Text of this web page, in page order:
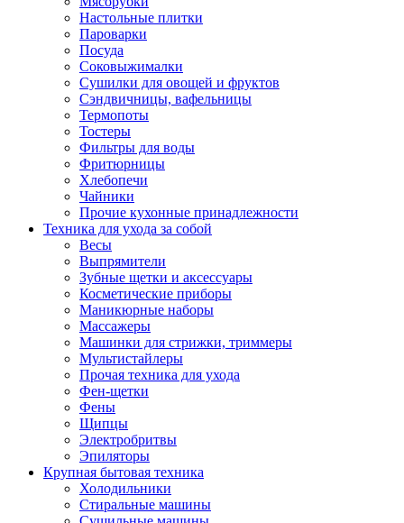
Зависимые комплекты
Посудомоечные машины встраиваемые
Стиральные машины встраиваемые
Холодильники встраиваемые
Техника для дома
Пылесосы
Утюги
Оверлоки
Настольные лампы
Часы
Стеклоочистители
Машинки для снятия катышков
Сушилки для белья и обуви
Климатическая техника
Приточно-вытяжные вентиляторы
Теплый пол
Обогреватели
Тепловентиляторы
Тепловые завесы
Тепловые пушки
Увлажнители
Настольные плитки
Пароварки
Посуда
Соковыжималки
Сушилки для овощей и фруктов
Сэндвичницы, вафельницы
Термопоты
Тостеры
Фильтры для воды
Фритюрницы
Хлебопечи
Чайники
Прочие кухонные принадлежности
Техника для ухода за собой
Весы
Выпрямители
Зубные щетки и аксессуары
Косметические приборы
Маникюрные наборы
Массажеры
Машинки для стрижки, триммеры
Мультистайлеры
Прочая техника для ухода
Фен-щетки
Фены
Щипцы
Электробритвы
Эпиляторы
Крупная бытовая техника
Холодильники
Стиральные машины